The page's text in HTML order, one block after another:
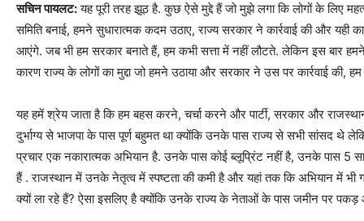
सचिन पायलट:यह पूरी तरह झूठ है. कुछ ऐसे मुद्दे हैं जो मुझे लगा कि लोगों के लिए
समिति बनाई, हमने सुधारात्मक कदम उठाए, राज्य सरकार ने कार्रवाई की और
आएंगे. जब भी हम सरकार बनाते हैं, हम कभी सत्ता में नहीं लौटते. लेकिन इस बार
कारण राज्य के लोगों का मुद्दा जो हमने उठाया और सरकार ने उस पर कार्रवाई की,
यह हमें श्रेय जाता है कि हम बहस करने, चर्चा करने और पार्टी, सरकार और
दुर्भाग्य से भाजपा के पास पूर्ण बहुमत था क्योंकि उनके पास राज्य से सभी सांसद थे
प्रचार एक नकारात्मक अभियान है. उनके पास कोई ब्लूप्रिंट नहीं है, उनके पास 5
हैं . राजस्थान में उनके नेतृत्व में स्पष्टता की कमी है और यहां तक ​​कि अभियान में भी
क्यों ला रहे हैं? ऐसा इसलिए है क्योंकि उनके राज्य के नेताओं के पास जमीन पर पकड़